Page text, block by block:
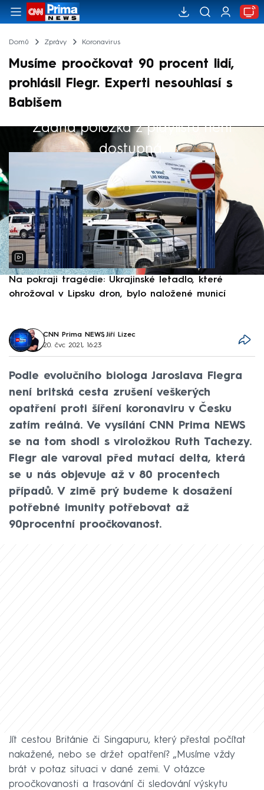
Domů Zprávy Koronavirus
Musíme proočkovat 90 procent lidí,
prohlásil Flegr. Experti nesouhlasí s
Babišem
Žádná položka z playlistu není
dostupná.
Výběr redakce
Na pokraji tragédie: Ukrajinské letadlo, které
ohrožoval v Lipsku dron, bylo naložené municí
CNN Prima NEWS, Jiří Lizec
20. čvc 2021, 16:23
Podle evolučního biologa Jaroslava Flegra
není britská cesta zrušení veškerých
opatření proti šíření koronaviru v Česku
zatím reálná. Ve vysílání CNN Prima NEWS
se na tom shodl s viroložkou Ruth Tachezy.
Flegr ale varoval před mutací delta, která
se u nás objevuje až v 80 procentech
případů. V zimě prý budeme k dosažení
potřebné imunity potřebovat až
90procentní proočkovanost.
Jít cestou Británie či Singapuru, který přestal počítat
nakažené, nebo se držet opatření? „Musíme vždy
brát v potaz situaci v dané zemi. V otázce
proočkovanosti a trasování či sledování výskytu